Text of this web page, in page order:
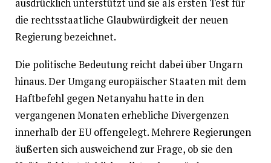
ausdrücklich unterstützt und sie als ersten Test für
die rechtsstaatliche Glaubwürdigkeit der neuen
Regierung bezeichnet.
Die politische Bedeutung reicht dabei über Ungarn
hinaus. Der Umgang europäischer Staaten mit dem
Haftbefehl gegen Netanyahu hatte in den
vergangenen Monaten erhebliche Divergenzen
innerhalb der EU offengelegt. Mehrere Regierungen
äußerten sich ausweichend zur Frage, ob sie den